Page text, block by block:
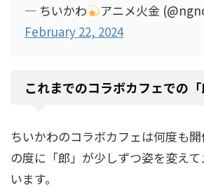
— ちいかわ
アニメ火金
February 22, 2024
これまでのコラボカフェでの「
ちいかわのコラボカフェは何度も
の度に「郎」が少しずつ姿を変え
います。